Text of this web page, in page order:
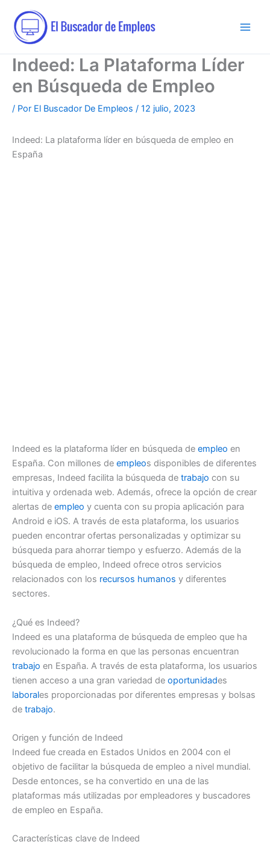
contenido
Indeed: La Plataforma Líder
en Búsqueda de Empleo
/ Por El Buscador De Empleos / 12 julio, 2023
Indeed: La plataforma líder en búsqueda de empleo en
España
Indeed es la plataforma líder en búsqueda de empleo en
España. Con millones de empleos disponibles de diferentes
empresas, Indeed facilita la búsqueda de trabajo con su
intuitiva y ordenada web. Además, ofrece la opción de crear
alertas de empleo y cuenta con su propia aplicación para
Android e iOS. A través de esta plataforma, los usuarios
pueden encontrar ofertas personalizadas y optimizar su
búsqueda para ahorrar tiempo y esfuerzo. Además de la
búsqueda de empleo, Indeed ofrece otros servicios
relacionados con los recursos humanos y diferentes
sectores.
¿Qué es Indeed?
Indeed es una plataforma de búsqueda de empleo que ha
revolucionado la forma en que las personas encuentran
trabajo en España. A través de esta plataforma, los usuarios
tienen acceso a una gran variedad de oportunidades
laborales proporcionadas por diferentes empresas y bolsas
de trabajo.
Origen y función de Indeed
Indeed fue creada en Estados Unidos en 2004 con el
objetivo de facilitar la búsqueda de empleo a nivel mundial.
Desde entonces, se ha convertido en una de las
plataformas más utilizadas por empleadores y buscadores
de empleo en España.
Características clave de Indeed